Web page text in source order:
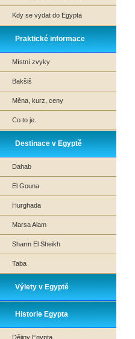
Kdy se vydat do Egypta
Praktické informace
Místní zvyky
Bakšiš
Měna, kurz, ceny
Co to je..
Destinace v Egyptě
Dahab
El Gouna
Hurghada
Marsa Alam
Sharm El Sheikh
Taba
Výlety v Egyptě
Historie Egypta
Dějiny Egypta